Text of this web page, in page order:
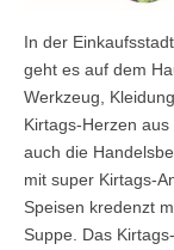
In der
geht es auf dem
Werkzeug,
Kirtags-Herzen
auch die
mit super Kirtags-
Speisen kredenzt
Suppe. Das